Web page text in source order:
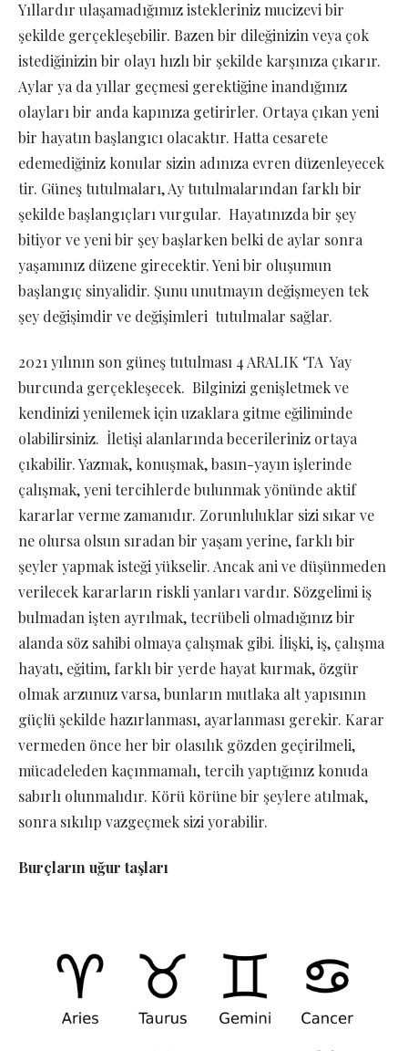
Yıllardır ulaşamadığımız istekleriniz mucizevi bir
şekilde gerçekleşebilir. Bazen bir dileğinizin veya çok
istediğinizin bir olayı hızlı bir şekilde karşınıza çıkarır.
Aylar ya da yıllar geçmesi gerektiğine inandığınız
olayları bir anda kapınıza getirirler. Ortaya çıkan yeni
bir hayatın başlangıcı olacaktır. Hatta cesarete
edemediğiniz konular sizin adınıza evren düzenleyecek
tir. Güneş tutulmaları, Ay tutulmalarından farklı bir
şekilde başlangıçları vurgular. Hayatınızda bir şey
bitiyor ve yeni bir şey başlarken belki de aylar sonra
yaşamınız düzene girecektir. Yeni bir oluşumun
başlangıç sinyalidir. Şunu unutmayın değişmeyen tek
şey değişimdir ve değişimleri tutulmalar sağlar.
2021 yılının son güneş tutulması 4 ARALIK ‘TA Yay
burcunda gerçekleşecek. Bilginizi genişletmek ve
kendinizi yenilemek için uzaklara gitme eğiliminde
olabilirsiniz. İletişi alanlarında becerileriniz ortaya
çıkabilir. Yazmak, konuşmak, basın-yayın işlerinde
çalışmak, yeni tercihlerde bulunmak yönünde aktif
kararlar verme zamanıdır. Zorunluluklar sizi sıkar ve
ne olursa olsun sıradan bir yaşam yerine, farklı bir
şeyler yapmak isteği yükselir. Ancak ani ve düşünmeden
verilecek kararların riskli yanları vardır. Sözgelimi iş
bulmadan işten ayrılmak, tecrübeli olmadığınız bir
alanda söz sahibi olmaya çalışmak gibi. İlişki, iş, çalışma
hayatı, eğitim, farklı bir yerde hayat kurmak, özgür
olmak arzunuz varsa, bunların mutlaka alt yapısının
güçlü şekilde hazırlanması, ayarlanması gerekir. Karar
vermeden önce her bir olasılık gözden geçirilmeli,
mücadeleden kaçınmamalı, tercih yaptığınız konuda
sabırlı olunmalıdır. Körü körüne bir şeylere atılmak,
sonra sıkılıp vazgeçmek sizi yorabilir.
Burçların uğur taşları